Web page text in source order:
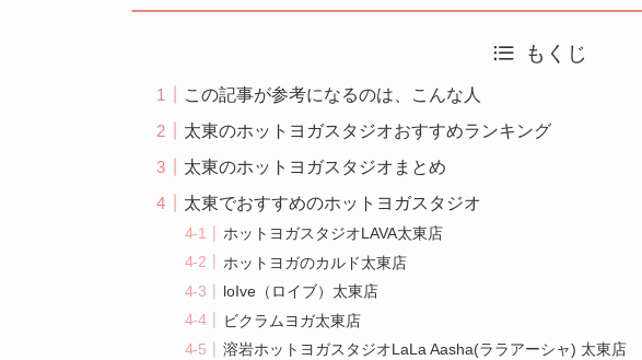
もくじ
この記事が参考になるのは、こんな人
太東のホットヨガスタジオおすすめランキング
太東のホットヨガスタジオまとめ
太東でおすすめのホットヨガスタジオ
ホットヨガスタジオLAVA太東店
ホットヨガのカルド太東店
loIve（ロイブ）太東店
ビクラムヨガ太東店
溶岩ホットヨガスタジオLaLa Aasha(ララアーシャ) 太東店